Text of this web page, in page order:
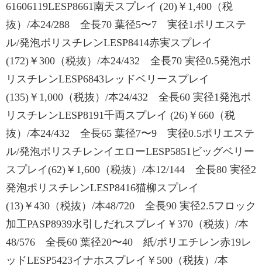
61606119LESP8661南天スプレイ (20)￥1,400（税
抜）/本24/288 全長70 葉径5〜7 実径1ポリエステ
ル/発泡ポリスチレンLESP8414赤実スプレイ
(172)￥300（税抜）/本24/432 全長70 実径0.5発泡ポ
リスチレンLESP6843レッドベリースプレイ
(135)￥1,000（税抜）/本24/432 全長60 実径1発泡ポ
リスチレンLESP8191千両スプレイ (26)￥660（税
抜）/本24/432 全長65 葉径7〜9 実径0.5ポリエステ
ル/発泡ポリスチレンイエローLESP5851ビッグベリー
スプレイ(62)￥1,600（税抜）/本12/144 全長80 実径2
発泡ポリスチレンLESP8416猫柳スプレイ
(13)￥430（税抜）/本48/720 全長90 実径2.5フロック
加工PASP8939水引しだれスプレイ￥370（税抜）/本
48/576 全長60 葉径20〜40 紙/ポリエチレン赤19レ
ッドLESP5423イナホスプレイ￥500（税抜）/本